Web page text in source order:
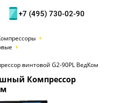
+7 (495) 730-02-90
винтовой G2-90PL ВедКом
Компрессор